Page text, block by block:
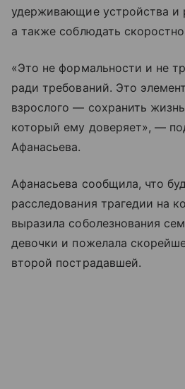
удерживающие устройства и
а также соблюдать
«Это не формальности и не
ради требований. Это
взрослого — сохранить
который ему доверяет», —
Афанасьева.
Афанасьева сообщила, что
расследования трагедии на
выразила соболезнования
девочки и пожелала
второй пострадавшей.